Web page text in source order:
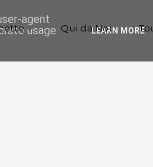
Qui da Noi
agent
usage
LEARN MORE